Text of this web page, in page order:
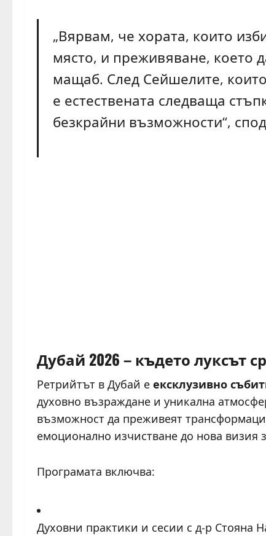
„Вярвам, че хората, които
място, и преживяване, което
мащаб. След Сейшелите,
е естествената следваща
безкрайни възможности“,
Дубай 2026 – където луксът
Ретрийтът в Дубай е ексклузивно
духовно възраждане и уникална
възможност да преживеят
емоционално изчистване до нова визия
Програмата включва:
Духовни практики и сесии с д-р Стояна